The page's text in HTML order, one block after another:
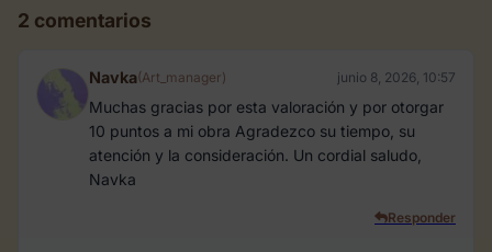
2 comentarios
Navka(Art_manager) junio 8, 2026, 10:57
Muchas gracias por esta valoración y por otorgar
10 puntos a mi obra Agradezco su tiempo, su
atención y la consideración. Un cordial saludo,
Navka
Responder